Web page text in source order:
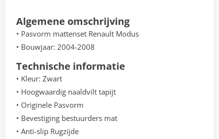
Algemene omschrijving
• Pasvorm mattenset Renault Modus
• Bouwjaar: 2004-2008
Technische informatie
• Kleur: Zwart
• Hoogwaardig naaldvilt tapijt
• Originele Pasvorm
• Bevestiging bestuurders mat
• Anti-slip Rugzijde